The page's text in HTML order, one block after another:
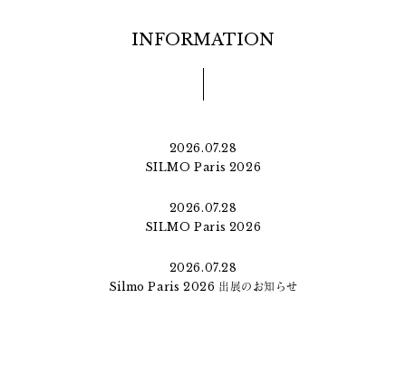
INFORMATION
2026.07.28
SILMO Paris 2026
2026.07.28
SILMO Paris 2026
2026.07.28
Silmo Paris 2026 出展のお知らせ